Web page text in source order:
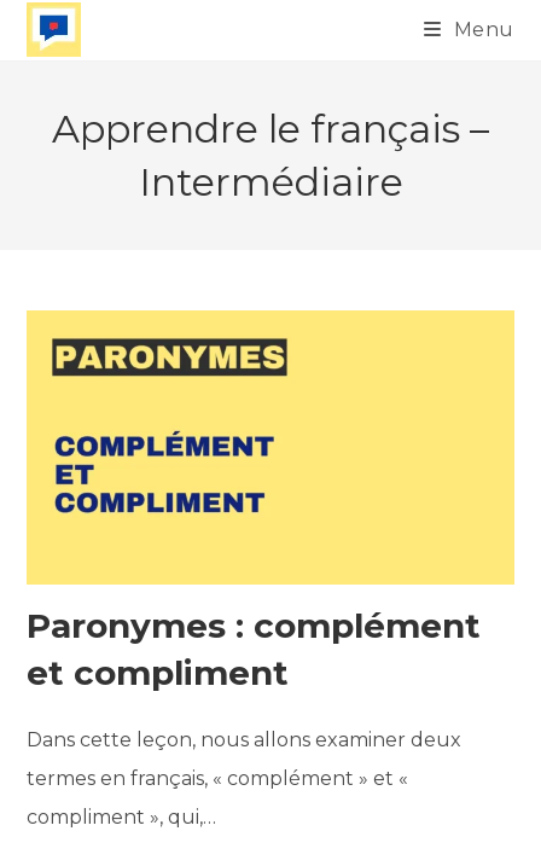
Skip
Menu
Apprendre le français –
Intermédiaire
Paronymes : complément
et compliment
Dans cette leçon, nous allons examiner deux
termes en français, « complément » et «
compliment », qui,…